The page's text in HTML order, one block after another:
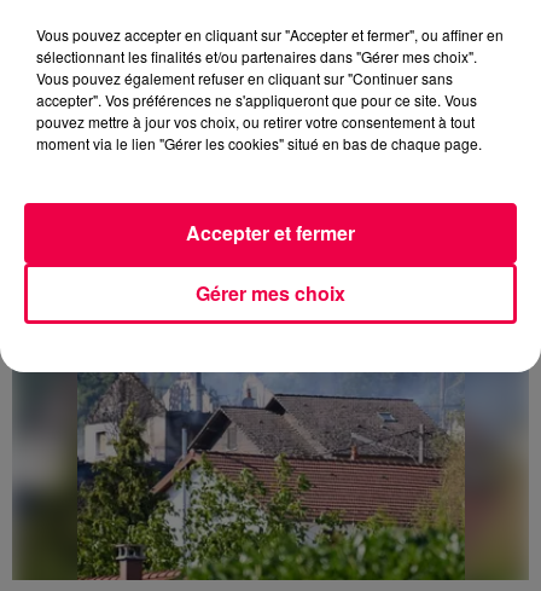
3 août 2026
PRÉVIFEUX : "il faut avoir une culture du risque"
Vous pouvez accepter en cliquant sur "Accepter et fermer", ou affiner en
sélectionnant les finalités et/ou partenaires dans "Gérer mes choix".
Vous pouvez également refuser en cliquant sur "Continuer sans
accepter". Vos préférences ne s'appliqueront que pour ce site. Vous
pouvez mettre à jour vos choix, ou retirer votre consentement à tout
moment via le lien "Gérer les cookies" situé en bas de chaque page.
Gérer mes choix
Accepter et fermer